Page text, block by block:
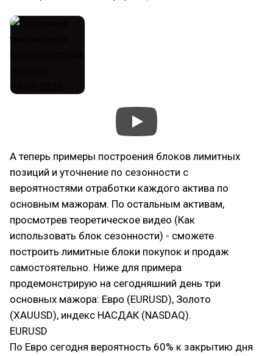
А теперь примеры построения блоков лимитных
позиций и уточнение по сезонности с
вероятностями отработки каждого актива по
основным мажорам. По остальным активам,
просмотрев теоретическое видео (Как
использовать блок сезонности) - сможете
построить лимитные блоки покупок и продаж
самостоятельно. Ниже для примера
продемонстрирую на сегодняшний день три
основных мажора: Евро (EURUSD), Золото
(XAUUSD), индекс НАСДАК (NASDAQ).
EURUSD
По Евро сегодня вероятность 60% к закрытию дня